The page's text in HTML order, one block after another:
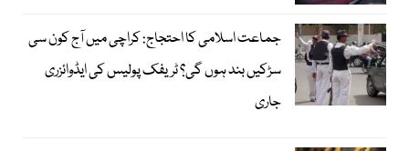
جماعت اسلامی کا احتجاج: کراچی میں آج کون سی
سڑکیں بند ہوں گی؟ ٹریفک پولیس کی ایڈوائزری
جاری